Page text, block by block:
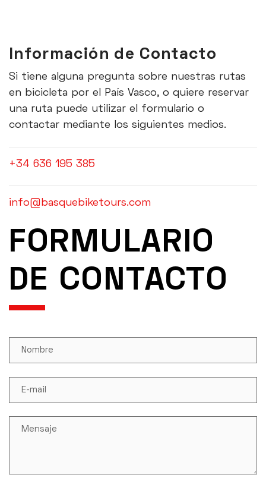
Información de Contacto
Si tiene alguna pregunta sobre nuestras rutas
en bicicleta por el País Vasco, o quiere reservar
una ruta puede utilizar el formulario o
contactar mediante los siguientes medios.
+34 636 195 385
info@basquebiketours.com
FORMULARIO
DE CONTACTO